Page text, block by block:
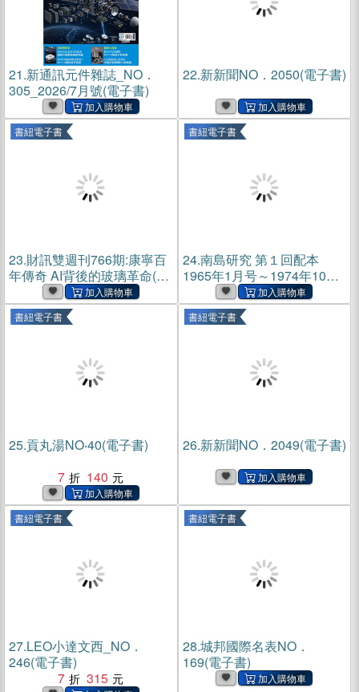
21.新通訊元件雜誌_NO．
305_2026/7月號(電子書)
22.新新聞NO．2050(電子書)
書紐電子書
23.財訊雙週刊766期:康寧百
年傳奇 AI背後的玻璃革命(電
書紐電子書
24.南島研究 第１回配本
1965年1月号～1974年10月
号(電子書)
書紐電子書
25.貢丸湯NO‧40(電子書)
7
140
書紐電子書
26.新新聞NO．2049(電子書)
書紐電子書
27.LEO小達文西_NO．
246(電子書)
7
315
書紐電子書
28.城邦國際名表NO．
169(電子書)